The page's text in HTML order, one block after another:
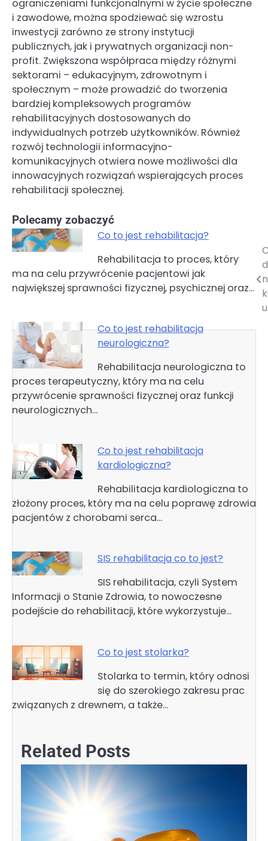
ograniczeniami funkcjonalnymi w życie społeczne
i zawodowe, można spodziewać się wzrostu
inwestycji zarówno ze strony instytucji
publicznych, jak i prywatnych organizacji non-
profit. Zwiększona współpraca między różnymi
sektorami – edukacyjnym, zdrowotnym i
społecznym – może prowadzić do tworzenia
bardziej kompleksowych programów
rehabilitacyjnych dostosowanych do
indywidualnych potrzeb użytkowników. Również
rozwój technologii informacyjno-
komunikacyjnych otwiera nowe możliwości dla
innowacyjnych rozwiązań wspierających proces
rehabilitacji społecznej.
Polecamy zobaczyć
Co to jest rehabilitacja?
Rehabilitacja to proces, który
ma na celu przywrócenie pacjentowi jak
największej sprawności fizycznej, psychicznej oraz…
Co to jest rehabilitacja
neurologiczna?
Rehabilitacja neurologiczna to
proces terapeutyczny, który ma na celu
przywrócenie sprawności fizycznej oraz funkcji
neurologicznych…
Co to jest rehabilitacja
kardiologiczna?
Rehabilitacja kardiologiczna to
złożony proces, który ma na celu poprawę zdrowia
pacjentów z chorobami serca…
SIS rehabilitacja co to jest?
SIS rehabilitacja, czyli System
Informacji o Stanie Zdrowia, to nowoczesne
podejście do rehabilitacji, które wykorzystuje…
Co to jest stolarka?
Stolarka to termin, który odnosi
się do szerokiego zakresu prac
związanych z drewnem, a także…
Nawigacja
wpisu
Related Posts